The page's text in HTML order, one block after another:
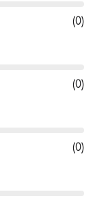
(0)
(0)
(0)